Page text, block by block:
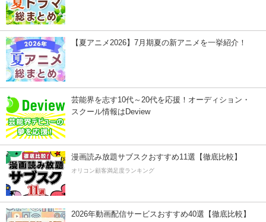
【夏アニメ2026】7月期夏の新アニメを一挙紹介！
芸能界を志す10代～20代を応援！オーディション・
スクール情報はDeview
漫画読み放題サブスクおすすめ11選【徹底比較】
オリコン顧客満足度ランキング
2026年動画配信サービスおすすめ40選【徹底比較】